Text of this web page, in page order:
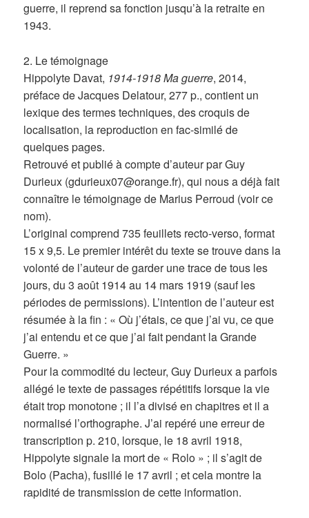
guerre, il reprend sa fonction jusqu’à la retraite en
1943.
2. Le témoignage
Hippolyte Davat, 1914-1918 Ma guerre, 2014,
préface de Jacques Delatour, 277 p., contient un
lexique des termes techniques, des croquis de
localisation, la reproduction en fac-similé de
quelques pages.
Retrouvé et publié à compte d’auteur par Guy
Durieux (gdurieux07@orange.fr), qui nous a déjà fait
connaître le témoignage de Marius Perroud (voir ce
nom).
L’original comprend 735 feuillets recto-verso, format
15 x 9,5. Le premier intérêt du texte se trouve dans la
volonté de l’auteur de garder une trace de tous les
jours, du 3 août 1914 au 14 mars 1919 (sauf les
périodes de permissions). L’intention de l’auteur est
résumée à la fin : « Où j’étais, ce que j’ai vu, ce que
j’ai entendu et ce que j’ai fait pendant la Grande
Guerre. »
Pour la commodité du lecteur, Guy Durieux a parfois
allégé le texte de passages répétitifs lorsque la vie
était trop monotone ; il l’a divisé en chapitres et il a
normalisé l’orthographe. J’ai repéré une erreur de
transcription p. 210, lorsque, le 18 avril 1918,
Hippolyte signale la mort de « Rolo » ; il s’agit de
Bolo (Pacha), fusillé le 17 avril ; et cela montre la
rapidité de transmission de cette information.